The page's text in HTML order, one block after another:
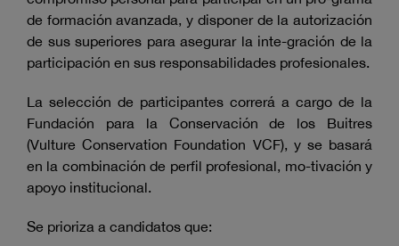
de formación avanzada, y disponer de la autorización
de sus superiores para asegurar la inte-gración de la
participación en sus responsabilidades profesionales.
La selección de participantes correrá a cargo de la
Fundación para la Conservación de los Buitres
(Vulture Conservation Foundation VCF), y se basará
en la combinación de perfil profesional, mo-tivación y
apoyo institucional.
Se prioriza a candidatos que: